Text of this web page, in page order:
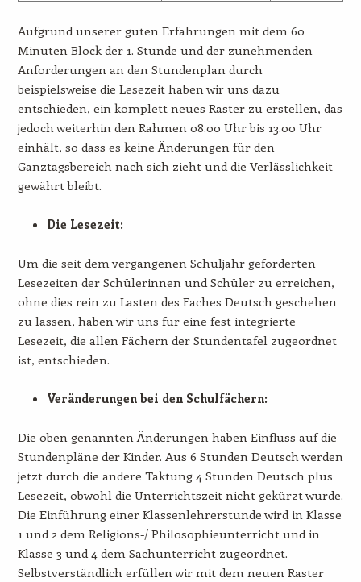
Aufgrund unserer guten Erfahrungen mit dem 60
Minuten Block der 1. Stunde und der zunehmenden
Anforderungen an den Stundenplan durch
beispielsweise die Lesezeit haben wir uns dazu
entschieden, ein komplett neues Raster zu erstellen, das
jedoch weiterhin den Rahmen 08.00 Uhr bis 13.00 Uhr
einhält, so dass es keine Änderungen für den
Ganztagsbereich nach sich zieht und die Verlässlichkeit
gewährt bleibt.
Die Lesezeit:
Um die seit dem vergangenen Schuljahr geforderten
Lesezeiten der Schülerinnen und Schüler zu erreichen,
ohne dies rein zu Lasten des Faches Deutsch geschehen
zu lassen, haben wir uns für eine fest integrierte
Lesezeit, die allen Fächern der Stundentafel zugeordnet
ist, entschieden.
Veränderungen bei den Schulfächern:
Die oben genannten Änderungen haben Einfluss auf die
Stundenpläne der Kinder. Aus 6 Stunden Deutsch werden
jetzt durch die andere Taktung 4 Stunden Deutsch plus
Lesezeit, obwohl die Unterrichtszeit nicht gekürzt wurde.
Die Einführung einer Klassenlehrerstunde wird in Klasse
1 und 2 dem Religions-/ Philosophieunterricht und in
Klasse 3 und 4 dem Sachunterricht zugeordnet.
Selbstverständlich erfüllen wir mit dem neuen Raster